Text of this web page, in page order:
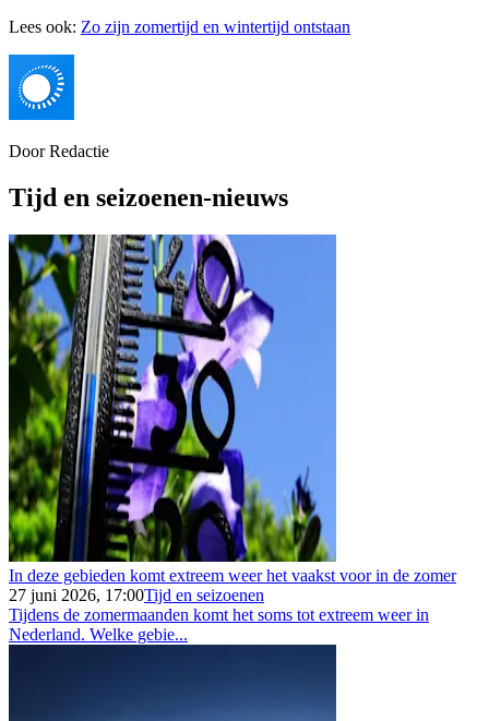
Lees ook: Zo zijn zomertijd en wintertijd ontstaan
DoorRedactie
Tijd en seizoenen-nieuws
In deze gebieden komt extreem weer het vaakst voor in de zomer
27 juni 2026, 17:00Tijd en seizoenen
Tijdens de zomermaanden komt het soms tot extreem weer in
Nederland. Welke gebie...